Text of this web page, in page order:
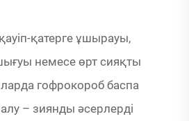
қатерге ұшырауы,
немесе өрт сияқты
гофрокороб баспа
– зиянды әсерлерді